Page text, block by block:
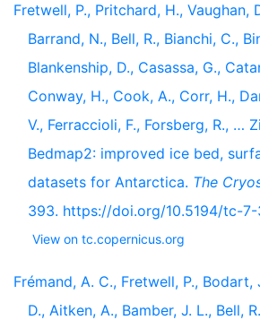
Fretwell, P., Pritchard, H., Vaughan,
Barrand, N., Bell, R., Bianchi, C.,
Blankenship, D., Casassa, G.,
Conway, H., Cook, A., Corr, H.,
V., Ferraccioli, F., Forsberg, R., …
Bedmap2: improved ice bed,
datasets for Antarctica. The
393. https://doi.org/10.5194/tc-7-
View on tc.copernicus.org
Frémand, A. C., Fretwell, P., Bodart,
D., Aitken, A., Bamber, J. L., Bell,